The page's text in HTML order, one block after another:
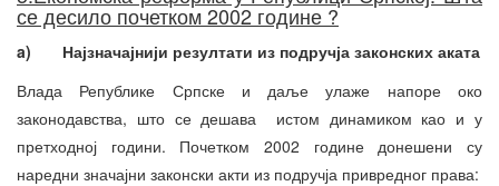
се десило почетком 2002 године ?
a) Најзначајнији резултати из подручја законских аката
Влада Републике Српске и даље улаже напоре око
законодавства, што се дешава истом динамиком као и у
претходној години. Почетком 2002 године донешени су
наредни значајни законски акти из подручја привредног права: